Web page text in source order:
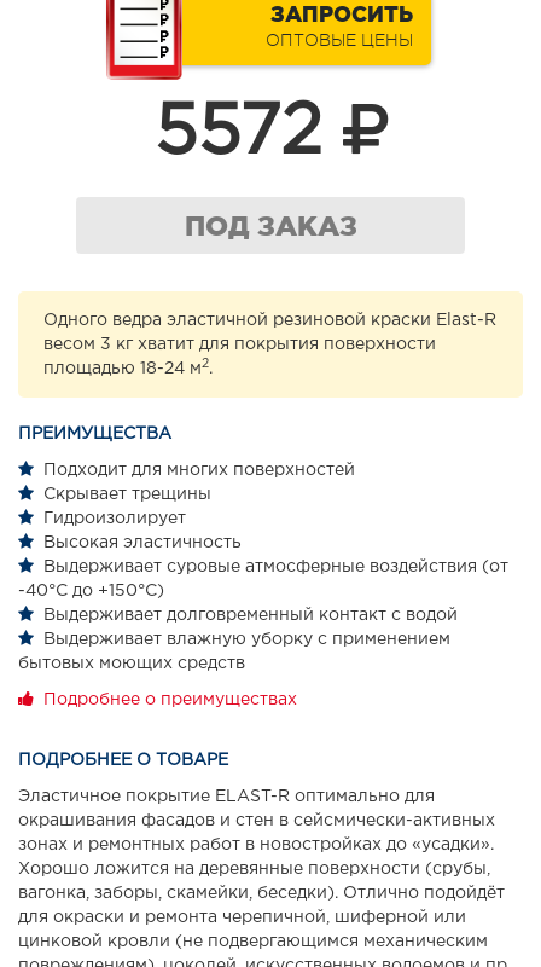
ЗАПРОСИТЬ
ОПТОВЫЕ ЦЕНЫ
5572
ПОД ЗАКАЗ
Одного ведра эластичной резиновой краски Elast-R
весом 3 кг хватит для покрытия поверхности
площадью 18-24 м 2.
ПРЕИМУЩЕСТВА
Подходит для многих поверхностей
Скрывает трещины
Гидроизолирует
Высокая эластичность
Выдерживает суровые атмосферные воздействия (от
-40°С до +150°С)
Выдерживает долговременный контакт с водой
Выдерживает влажную уборку с применением
бытовых моющих средств
Подробнее о преимуществах
ПОДРОБНЕЕ О ТОВАРЕ
Эластичное покрытие ELAST-R оптимально для
окрашивания фасадов и стен в сейсмически-активных
зонах и ремонтных работ в новостройках до «усадки».
Хорошо ложится на деревянные поверхности (срубы,
вагонка, заборы, скамейки, беседки). Отлично подойдёт
для окраски и ремонта черепичной, шиферной или
цинковой кровли (не подвергающимся механическим